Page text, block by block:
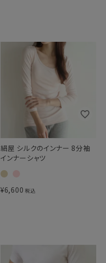
絹屋 シルクのインナー 8分袖
インナーシャツ
¥6,600 税込